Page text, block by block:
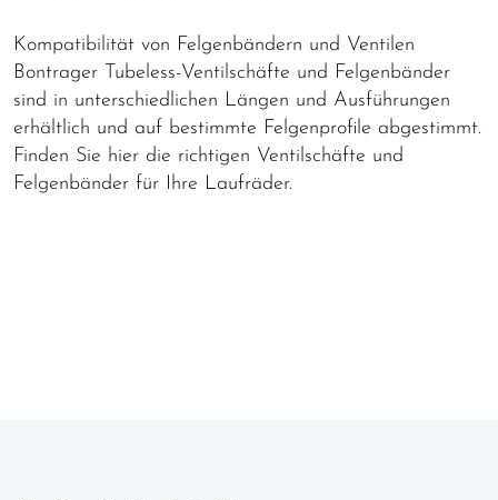
Kompatibilität von Felgenbändern und Ventilen
Bontrager Tubeless-Ventilschäfte und Felgenbänder
sind in unterschiedlichen Längen und Ausführungen
erhältlich und auf bestimmte Felgenprofile abgestimmt.
Finden Sie hier die richtigen Ventilschäfte und
Felgenbänder für Ihre Laufräder.